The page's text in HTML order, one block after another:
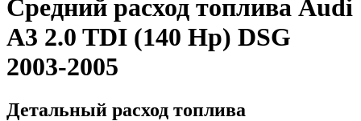
Средний расход топлива Audi
A3 2.0 TDI (140 Hp) DSG
2003-2005
Детальный расход топлива